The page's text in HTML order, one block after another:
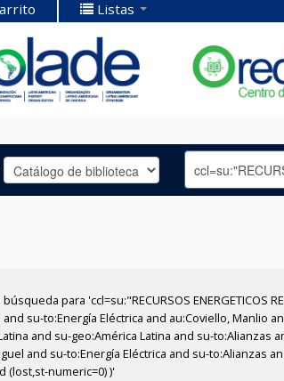
Listas
para 'ccl=su:"RECURSOS ENERGETICOS
su-to:Energía Eléctrica and au:Coviello, Manlio
and su-geo:América Latina and su-
and su-to:Energía Eléctrica and su-to:Alianzas
(lost,st-numeric=0) )'